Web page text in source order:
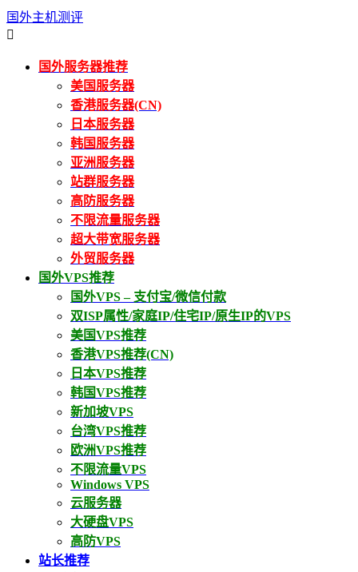
国外主机测评

国外服务器推荐
美国服务器
香港服务器(CN)
日本服务器
韩国服务器
亚洲服务器
站群服务器
高防服务器
不限流量服务器
超大带宽服务器
外贸服务器
国外VPS推荐
国外VPS – 支付宝/微信付款
双ISP属性/家庭IP/住宅IP/原生IP的VPS
美国VPS推荐
香港VPS推荐(CN)
日本VPS推荐
韩国VPS推荐
新加坡VPS
台湾VPS推荐
欧洲VPS推荐
不限流量VPS
Windows VPS
云服务器
大硬盘VPS
高防VPS
站长推荐